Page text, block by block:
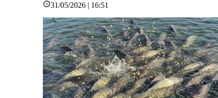
31/05/2026 | 16:51